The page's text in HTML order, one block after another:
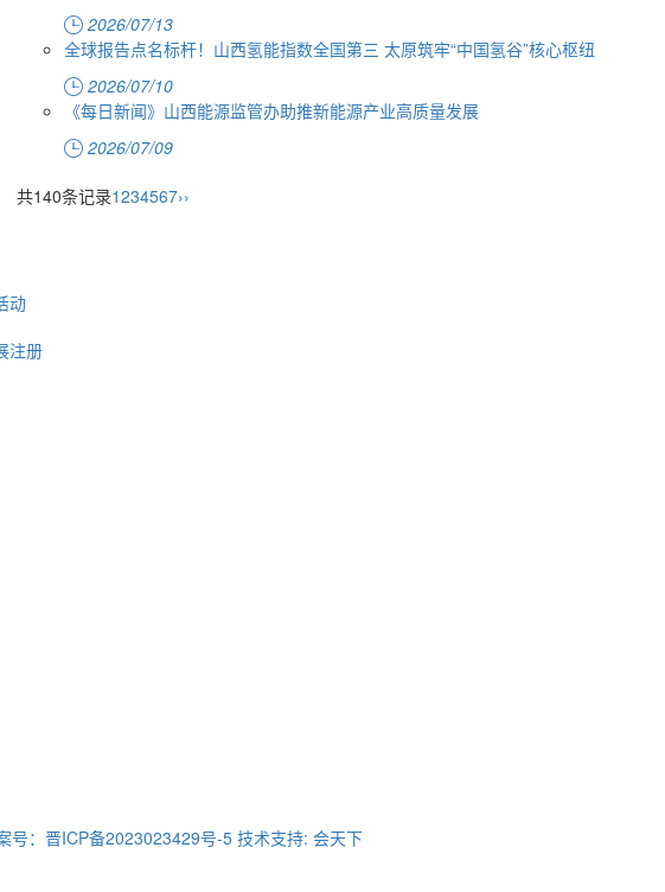
2026/07/13
全球报告点名标杆！山西氢能指数全国第三 太原筑牢“中国氢谷”核心枢纽
2026/07/10
《每日新闻》山西能源监管办助推新能源产业高质量发展
2026/07/09
共140条记录1234567››
动
注册
号：晋ICP备2023023429号-5 技术支持: 会天下